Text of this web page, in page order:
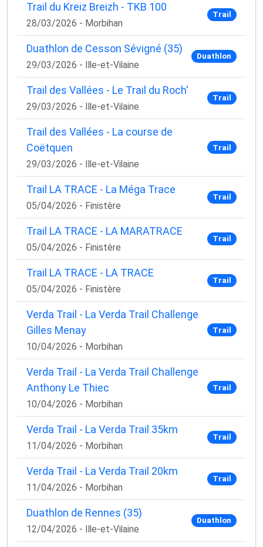
Trail du Kreiz Breizh - TKB 100
28/03/2026 - Morbihan
Trail
Duathlon de Cesson Sévigné (35)
29/03/2026 - Ille-et-Vilaine
Duathlon
Trail des Vallées - Le Trail du Roch'
29/03/2026 - Ille-et-Vilaine
Trail
Trail des Vallées - La course de
Coëtquen
29/03/2026 - Ille-et-Vilaine
Trail
Trail LA TRACE - La Méga Trace
05/04/2026 - Finistère
Trail
Trail LA TRACE - LA MARATRACE
05/04/2026 - Finistère
Trail
Trail LA TRACE - LA TRACE
05/04/2026 - Finistère
Trail
Verda Trail - La Verda Trail Challenge
Gilles Menay
10/04/2026 - Morbihan
Trail
Verda Trail - La Verda Trail Challenge
Anthony Le Thiec
10/04/2026 - Morbihan
Trail
Verda Trail - La Verda Trail 35km
11/04/2026 - Morbihan
Trail
Verda Trail - La Verda Trail 20km
11/04/2026 - Morbihan
Trail
Duathlon de Rennes (35)
12/04/2026 - Ille-et-Vilaine
Duathlon